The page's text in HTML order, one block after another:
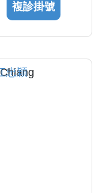
複診掛號